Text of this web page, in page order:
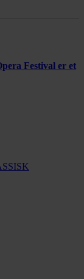
Festival er et